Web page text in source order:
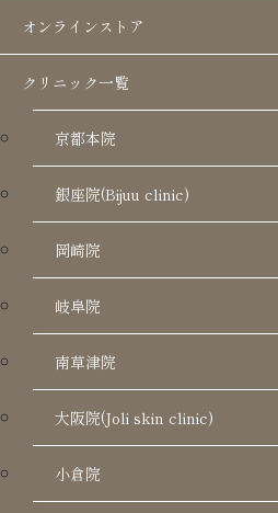
オンラインストア
クリニック一覧
京都本院
銀座院(Bijuu clinic)
岡崎院
岐阜院
南草津院
大阪院(Joli skin clinic)
小倉院